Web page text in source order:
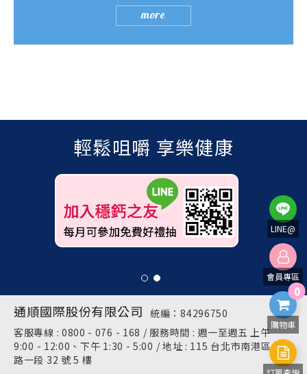
LINE@
會員專區
0
購物車
more
輕鬆咀嚼 享樂健康
通順國際股份有限公司 統編：84296750
客服專線 : 0800 - 076 - 168 / 服務時間 : 週一至週五 上午
9:00 - 12:00、下午 1:30 - 5:00 / 地址 : 115 台北市南港區成功
路一段 32 號 5 樓